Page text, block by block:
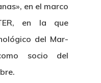
en el marco
en la que
del Mar-
socio del